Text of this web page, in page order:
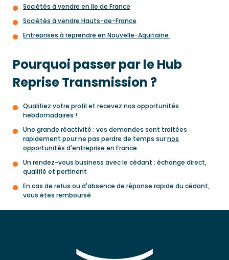
Sociétés à vendre en Ile de France
Sociétés à vendre Hauts-de-France
Entreprises à reprendre en Nouvelle-Aquitaine
Pourquoi passer par le Hub
Reprise Transmission ?
Qualifiez votre profilet recevez nos opportunités
hebdomadaires !
Une grande réactivité : vos demandes sont traitées
rapidement pour ne pas perdre de temps surnos
opportunités d'entreprise en France
Un rendez-vous business avec le cédant : échange direct,
qualifié et pertinent
En cas de refus ou d'absence de réponse rapide du cédant,
vous êtes remboursé